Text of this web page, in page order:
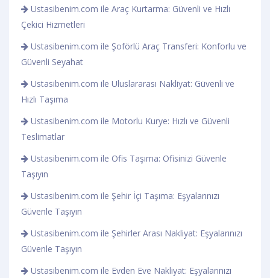
Ustasibenim.com ile Araç Kurtarma: Güvenli ve Hızlı
Çekici Hizmetleri
Ustasibenim.com ile Şoförlü Araç Transferi: Konforlu ve
Güvenli Seyahat
Ustasibenim.com ile Uluslararası Nakliyat: Güvenli ve
Hızlı Taşıma
Ustasibenim.com ile Motorlu Kurye: Hızlı ve Güvenli
Teslimatlar
Ustasibenim.com ile Ofis Taşıma: Ofisinizi Güvenle
Taşıyın
Ustasibenim.com ile Şehir İçi Taşıma: Eşyalarınızı
Güvenle Taşıyın
Ustasibenim.com ile Şehirler Arası Nakliyat: Eşyalarınızı
Güvenle Taşıyın
Ustasibenim.com ile Evden Eve Nakliyat: Eşyalarınızı